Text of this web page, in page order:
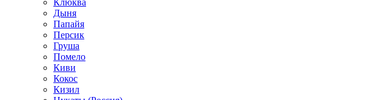
Дыня
Папайя
Персик
Груша
Помело
Киви
Кокос
Кизил